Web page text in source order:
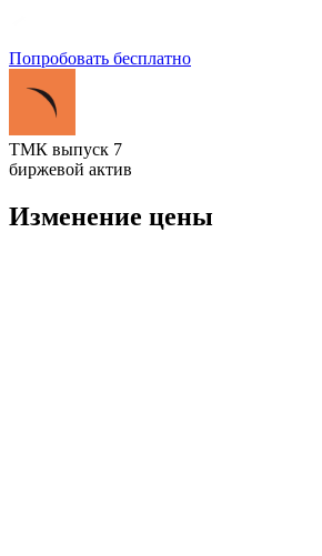
Попробовать бесплатно
ТМК выпуск 7
биржевой актив
Изменение цены